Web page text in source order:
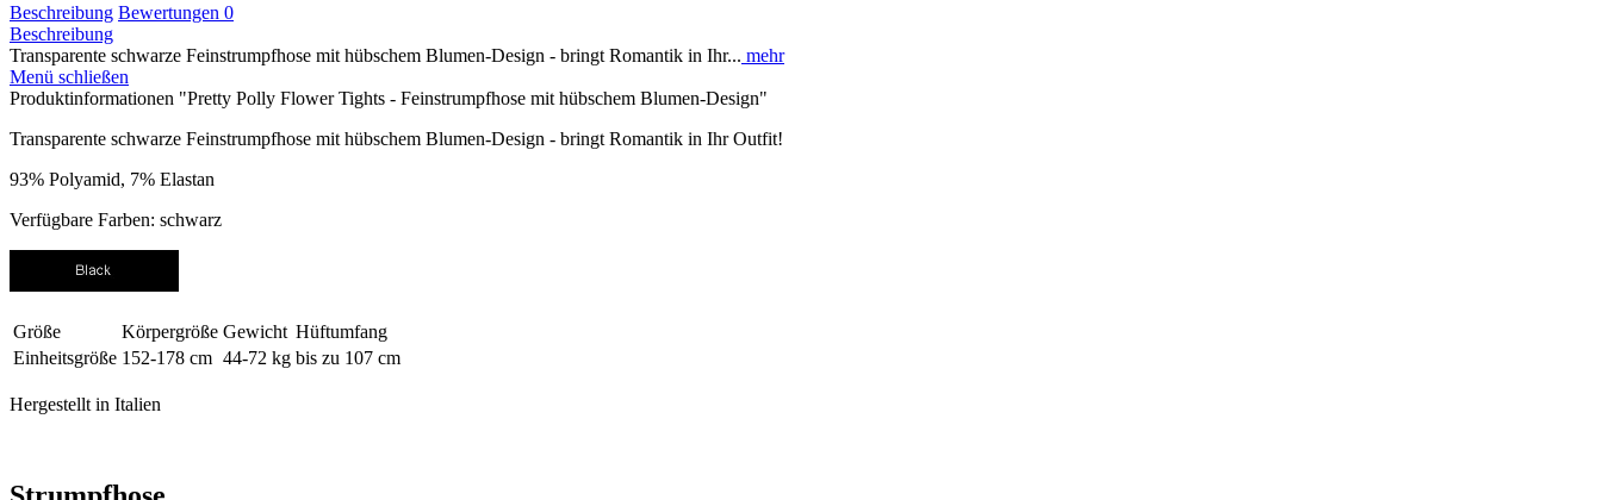
Beschreibung Bewertungen 0
Beschreibung
Transparente schwarze Feinstrumpfhose mit hübschem Blumen-Design - bringt Romantik in Ihr... mehr
Menü schließen
Produktinformationen "Pretty Polly Flower Tights - Feinstrumpfhose mit hübschem Blumen-Design"
Transparente schwarze Feinstrumpfhose mit hübschem Blumen-Design - bringt Romantik in Ihr Outfit!
93% Polyamid, 7% Elastan
Verfügbare Farben: schwarz
Größe Körpergröße Gewicht Hüftumfang
Einheitsgröße 152-178 cm 44-72 kg bis zu 107 cm
Hergestellt in Italien